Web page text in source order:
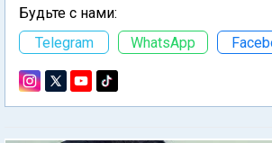
Будьте с нами:
Telegram
WhatsApp